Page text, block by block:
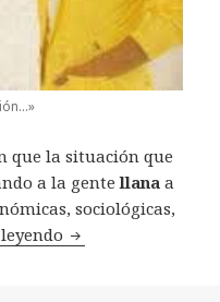
que la situación que
a la gentellana a
sociológicas,
Menú de críticas